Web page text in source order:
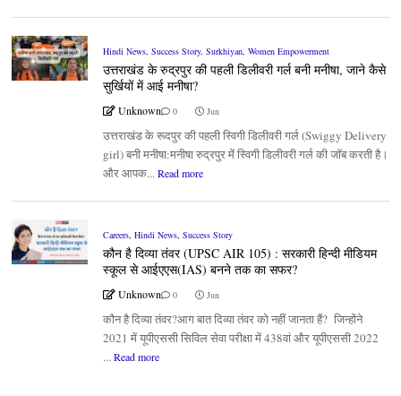
Hindi News, Success Story, Surkhiyan, Women Empowerment
उत्तराखंड के रुद्रपुर की पहली डिलीवरी गर्ल बनी मनीषा, जाने कैसे
सुर्खियों में आई मनीषा?
Unknown 0 Jun
उत्तराखंड के रूदपुर की पहली स्विगी डिलीवरी गर्ल (Swiggy Delivery
girl) बनी मनीषा:मनीषा रुद्रपुर में स्विगी डिलीवरी गर्ल की जॉब करती है।
और आपक... Read more
Careers, Hindi News, Success Story
कौन है दिव्या तंवर (UPSC AIR 105) : सरकारी हिन्दी मीडियम
स्कूल से आईएएस(IAS) बनने तक का सफर?
Unknown 0 Jun
कौन है दिव्या तंवर?आग बात दिव्या तंवर को नहीं जानता हैं? जिन्होंने
2021 में यूपीएससी सिविल सेवा परीक्षा में 438वां और यूपीएससी 2022
... Read more